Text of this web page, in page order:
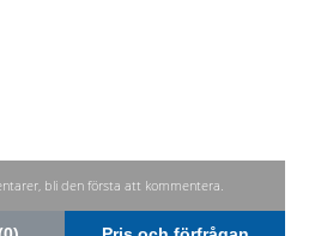
bli den första att kommentera.